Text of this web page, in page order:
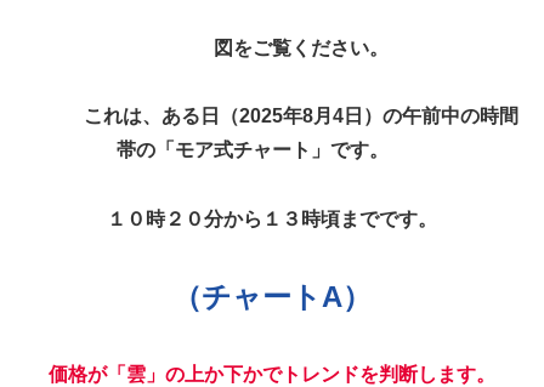
図をご覧ください。
これは、ある日（2025年8月4日）の午前中の時間
帯の「モア式チャート」です。
１０時２０分から１３時頃までです。
（チャートA）
価格が「雲」の上か下かでトレンドを判断します。